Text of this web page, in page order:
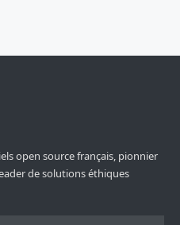
open source français, pionnier
de solutions éthiques